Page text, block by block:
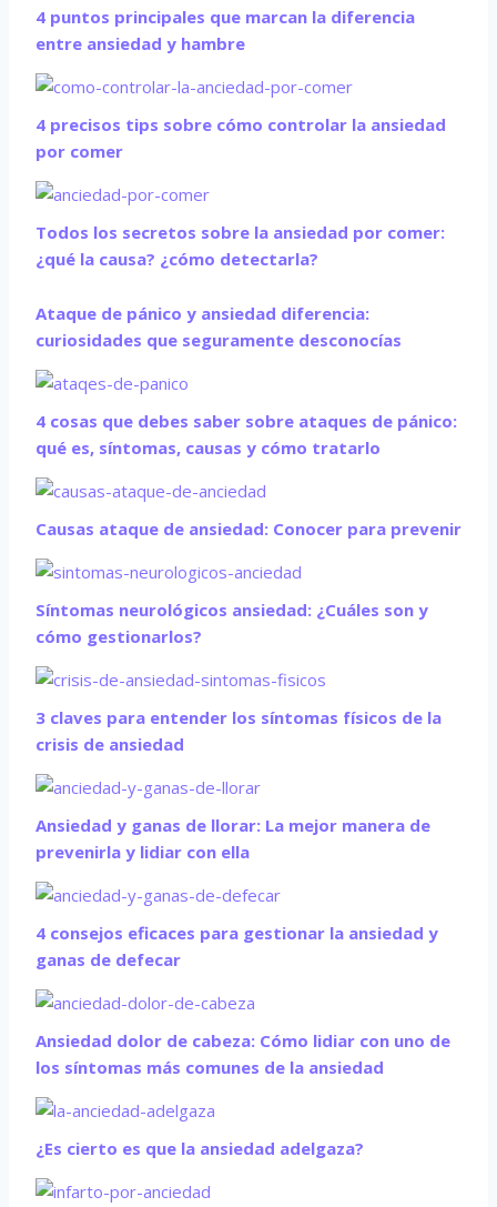
4 puntos principales que marcan la diferencia
entre ansiedad y hambre
4 precisos tips sobre cómo controlar la ansiedad
por comer
Todos los secretos sobre la ansiedad por comer:
¿qué la causa? ¿cómo detectarla?
Ataque de pánico y ansiedad diferencia:
curiosidades que seguramente desconocías
4 cosas que debes saber sobre ataques de pánico:
qué es, síntomas, causas y cómo tratarlo
Causas ataque de ansiedad: Conocer para prevenir
Síntomas neurológicos ansiedad: ¿Cuáles son y
cómo gestionarlos?
3 claves para entender los síntomas físicos de la
crisis de ansiedad
Ansiedad y ganas de llorar: La mejor manera de
prevenirla y lidiar con ella
4 consejos eficaces para gestionar la ansiedad y
ganas de defecar
Ansiedad dolor de cabeza: Cómo lidiar con uno de
los síntomas más comunes de la ansiedad
¿Es cierto es que la ansiedad adelgaza?